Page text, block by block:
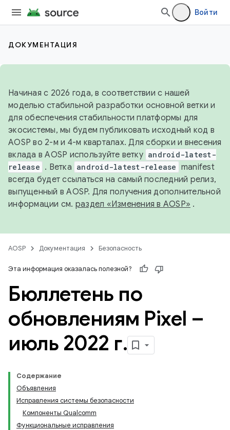
Войти
ДОКУМЕНТАЦИЯ
Начиная с 2026 года, в соответствии с нашей
моделью стабильной разработки основной ветки и
для обеспечения стабильности платформы для
экосистемы, мы будем публиковать исходный код в
AOSP во 2-м и 4-м кварталах. Для сборки и внесения
вклада в AOSP используйте ветку android-latest-
release . Ветка android-latest-release manifest
всегда будет ссылаться на самый последний релиз,
выпущенный в AOSP. Для получения дополнительной
информации см. раздел «Изменения в AOSP» .
AOSP Документация Безопасность
Эта информация оказалась полезной?
Бюллетень по
обновлениям Pixel –
июль 2022 г.
Содержание
Объявления
Исправления системы безопасности
Компоненты Qualcomm
Функциональные исправления